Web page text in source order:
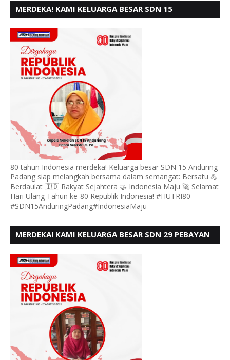
MERDEKA! KAMI KELUARGA BESAR SDN 15
80 tahun Indonesia merdeka! Keluarga besar SDN 15 Anduring
Padang siap melangkah bersama dalam semangat: Bersatu 💪
Berdaulat 🇮🇩 Rakyat Sejahtera 🤝 Indonesia Maju 🚀 Selamat
Hari Ulang Tahun ke-80 Republik Indonesia! #HUTRI80
#SDN15AnduringPadang#IndonesiaMaju
MERDEKA! KAMI KELUARGA BESAR SDN 29 PEBAYAN
KE - 80